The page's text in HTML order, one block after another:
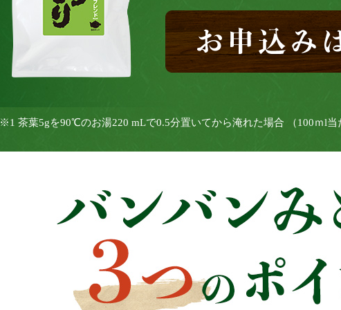
※1 茶葉5gを90℃のお湯220 mLで0.5分置いてから淹れた場合 （100ｍl当